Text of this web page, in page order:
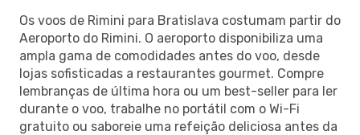
Os voos de Rimini para Bratislava costumam partir do
Aeroporto do Rimini. O aeroporto disponibiliza uma
ampla gama de comodidades antes do voo, desde
lojas sofisticadas a restaurantes gourmet. Compre
lembranças de última hora ou um best-seller para ler
durante o voo, trabalhe no portátil com o Wi-Fi
gratuito ou saboreie uma refeição deliciosa antes da